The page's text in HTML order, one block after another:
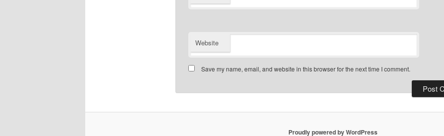
Website
Save my name, email, and website in this browser for the next time I comment.
Proudly powered by WordPress